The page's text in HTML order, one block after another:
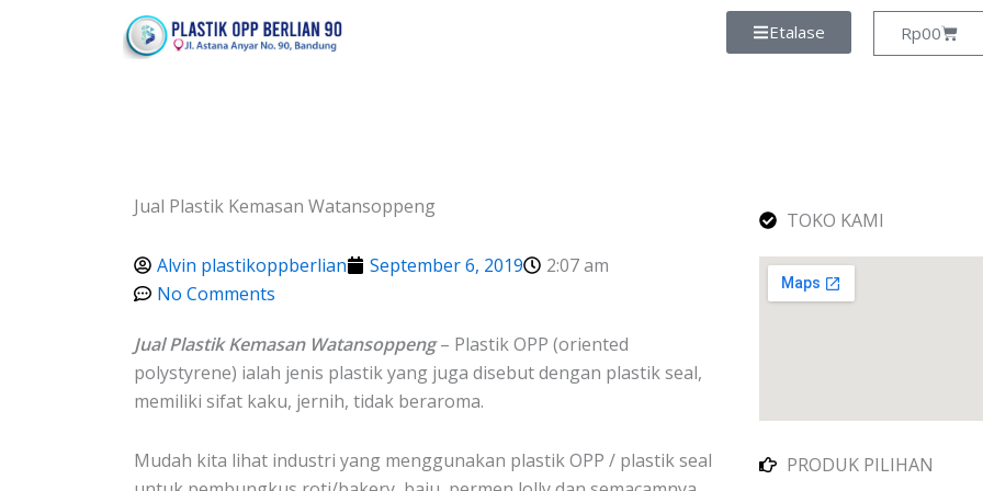
Etalase Rp00
Cart
Jual Plastik Kemasan Watansoppeng
Alvin plastikoppberlian September 6, 2019
2:07 am
No Comments
Jual Plastik Kemasan Watansoppeng– Plastik OPP (oriented
polystyrene) ialah jenis plastik yang juga disebut dengan plastik seal,
memiliki sifat kaku, jernih, tidak beraroma.
Mudah kita lihat industri yang menggunakan plastik OPP / plastik seal
TOKO KAMI
PRODUK PILIHAN